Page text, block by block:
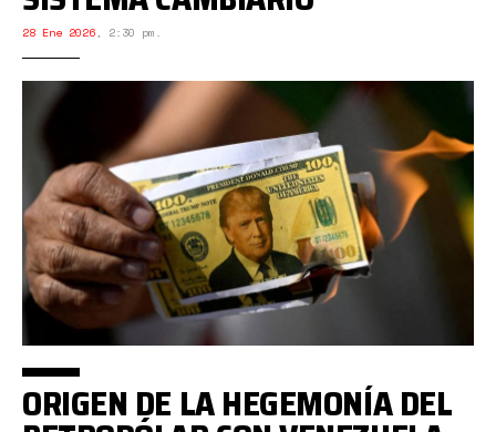
28 Ene 2026, 2:30 pm.
ORIGEN DE LA HEGEMONÍA DEL